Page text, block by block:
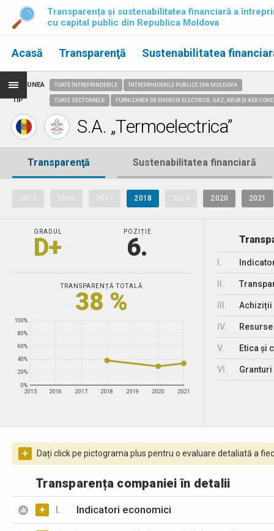
Transparența și sustenabilitatea financiară a
cu capital public din Republica Moldova
Acasă Transparenţă Sustenabilitatea
REGIUNEA
TIP
TOATE ÎNTREPRINDERILE ÎNTREPRINDERILE PUBLICE DIN MOLDOVA
TOATE SECTOARELE FURNIZAREA DE ENERGIE ELECTRICĂ, GAZ, ABUR ȘI AER
S.A. „Termoelectrica”
Transparenţă Sustenabilitatea financiară
2018 2020 2021
GRADUL
D+
POZIȚIE
6.
TRANSPARENȚĂ TOTALĂ
38 %
2015 2016 2017 2018 2019 2020 2021
0%
20%
40%
60%
80%
100%
Achiziții
IV.
V. Etica și
VI.
+ Dați click pe pictograma plus pentru o evaluare detaliată a
Transparența companiei în detalii
+ I. Indicatori economici